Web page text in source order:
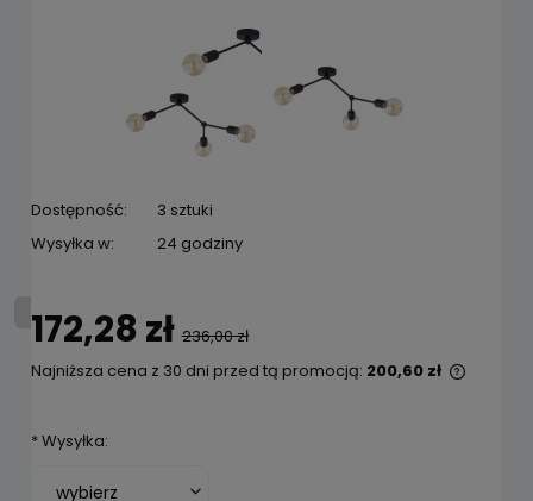
Dostępność:
3 sztuki
Wysyłka w:
24 godziny
172,28 zł 236,00 zł
Najniższa cena z 30 dni przed tą promocją: 200,60 zł
*Wysyłka: